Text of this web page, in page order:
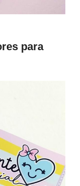
para